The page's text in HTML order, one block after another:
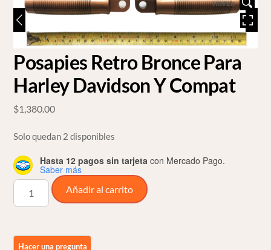
HOVER
Posapies Retro Bronce Para
Harley Davidson Y Compat
$1,380.00
Solo quedan 2 disponibles
Hasta 12 pagos sin tarjeta con Mercado Pago.
Saber más
Posapies
Retro
Añadir al carrito